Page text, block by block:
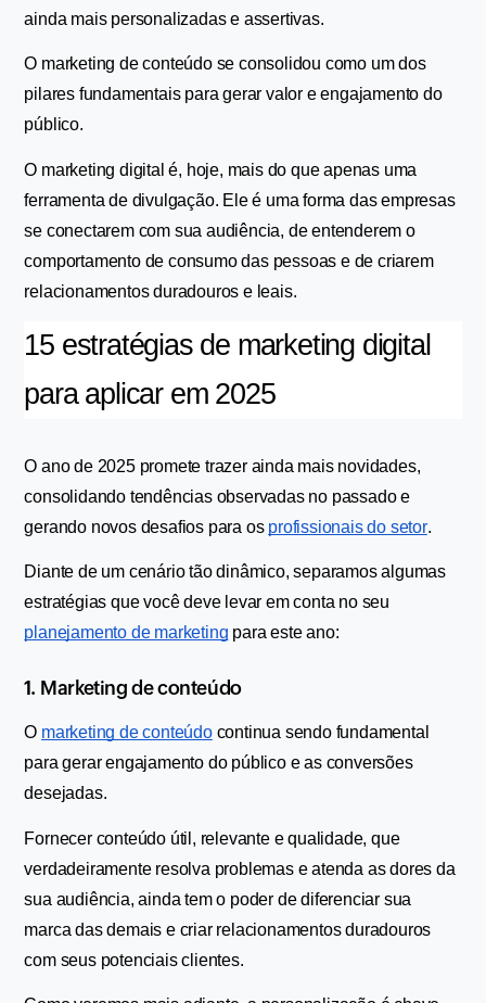
ainda mais personalizadas e assertivas.
O marketing de conteúdo se consolidou como um dos
pilares fundamentais para gerar valor e engajamento do
público.
O marketing digital é, hoje, mais do que apenas uma
ferramenta de divulgação. Ele é uma forma das empresas
se conectarem com sua audiência, de entenderem o
comportamento de consumo das pessoas e de criarem
relacionamentos duradouros e leais.
15 estratégias de marketing digital
para aplicar em 2025
O ano de 2025 promete trazer ainda mais novidades,
consolidando tendências observadas no passado e
gerando novos desafios para os profissionais do setor.
Diante de um cenário tão dinâmico, separamos algumas
estratégias que você deve levar em conta no seu
planejamento de marketing para este ano:
1. Marketing de conteúdo
O marketing de conteúdo continua sendo fundamental
para gerar engajamento do público e as conversões
desejadas.
Fornecer conteúdo útil, relevante e qualidade, que
verdadeiramente resolva problemas e atenda as dores da
sua audiência, ainda tem o poder de diferenciar sua
marca das demais e criar relacionamentos duradouros
com seus potenciais clientes.